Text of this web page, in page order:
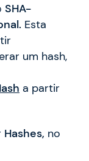
SHA-
Esta
um hash,
a partir
Hashes, no